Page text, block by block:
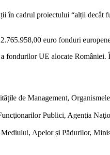
în cadrul proiectului “alții
euro fonduri
UE alocate României.
de Management,
Publici, Agenţia
Apelor și Pădurilor,